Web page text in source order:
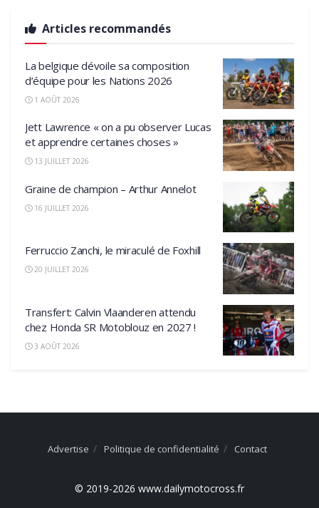
Articles recommandés
La belgique dévoile sa composition
d’équipe pour les Nations 2026
1 AOÛT 2026
Jett Lawrence « on a pu observer Lucas
et apprendre certaines choses »
13 JUILLET 2026
Graine de champion – Arthur Annelot
16 JUILLET 2026
Ferruccio Zanchi, le miraculé de Foxhill
20 JUILLET 2026
Transfert: Calvin Vlaanderen attendu
chez Honda SR Motoblouz en 2027 !
3 AOÛT 2026
Advertise Politique de confidentialité Contact
© 2019-2026 www.dailymotocross.fr